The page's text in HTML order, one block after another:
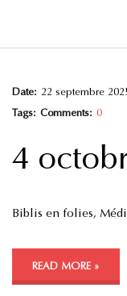
Date: 22 septembre
Tags: Comments: 0
4
Biblis en folies,
READ MORE »